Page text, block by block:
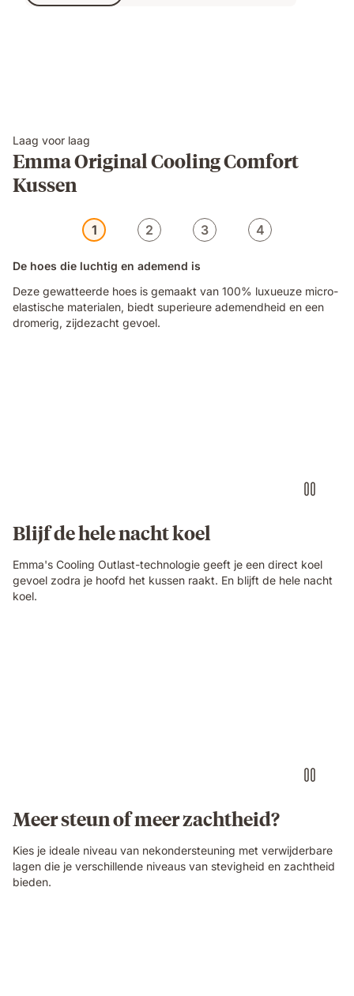
€ 278,00
Laag voor laag
Emma Original Cooling Comfort
Kussen
1 2 3 4
De hoes die luchtig en ademend is
Deze gewatteerde hoes is gemaakt van 100% luxueuze micro-
elastische materialen, biedt superieure ademendheid en een
dromerig, zijdezacht gevoel.
Blijf de hele nacht koel
Emma's Cooling Outlast-technologie geeft je een direct koel
gevoel zodra je hoofd het kussen raakt. En blijft de hele nacht
koel.
Meer steun of meer zachtheid?
Kies je ideale niveau van nekondersteuning met verwijderbare
lagen die je verschillende niveaus van stevigheid en zachtheid
bieden.